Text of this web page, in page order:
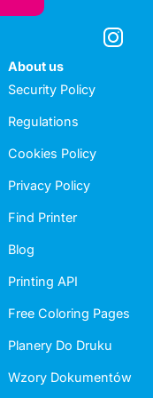
About us
Security Policy
Regulations
Cookies Policy
Privacy Policy
Find Printer
Blog
Printing API
Free Coloring Pages
Planery Do Druku
Wzory Dokumentów